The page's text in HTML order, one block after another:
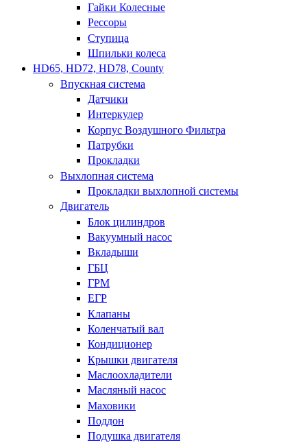
Гайки Колесные
Рессоры
Ступица
Шпильки колеса
HD65, HD72, HD78, County
Впускная система
Датчики
Интеркулер
Корпус Воздушного Фильтра
Патрубки
Прокладки
Выхлопная система
Прокладки выхлопной системы
Двигатель
Блок цилиндров
Вакуумный насос
Вкладыши
ГБЦ
ГРМ
ЕГР
Клапаны
Коленчатый вал
Кондиционер
Крышки двигателя
Маслоохладители
Масляный насос
Маховики
Поддон
Подушка двигателя